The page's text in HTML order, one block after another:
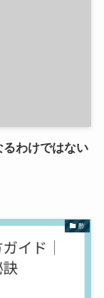
わけではない
酢